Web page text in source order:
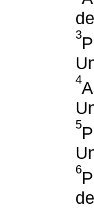
3
4
5
6